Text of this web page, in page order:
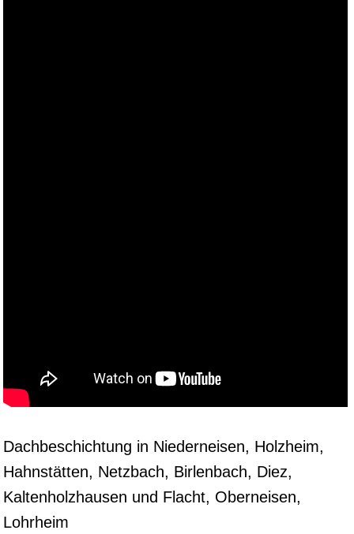
Dachbeschichtung in Niederneisen, Holzheim,
Hahnstätten, Netzbach, Birlenbach, Diez,
Kaltenholzhausen und Flacht, Oberneisen,
Lohrheim